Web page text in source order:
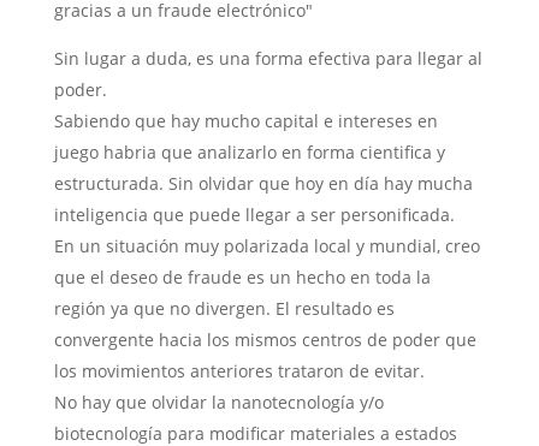
gracias a un fraude electrónico"
Sin lugar a duda, es una forma efectiva para llegar al
poder.
Sabiendo que hay mucho capital e intereses en
juego habria que analizarlo en forma cientifica y
estructurada. Sin olvidar que hoy en día hay mucha
inteligencia que puede llegar a ser personificada.
En un situación muy polarizada local y mundial, creo
que el deseo de fraude es un hecho en toda la
región ya que no divergen. El resultado es
convergente hacia los mismos centros de poder que
los movimientos anteriores trataron de evitar.
No hay que olvidar la nanotecnología y/o
biotecnología para modificar materiales a estados